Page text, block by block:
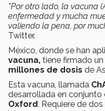
"Por otro lado, la vacuna
enfermedad y mucha
valiendo la pena, por
Twitter.
México, donde se han
vacuna, tiene firmado un
millones de dosis de
Esta vacuna, llamada
desarrollada en conjunto
Oxford. Requiere de